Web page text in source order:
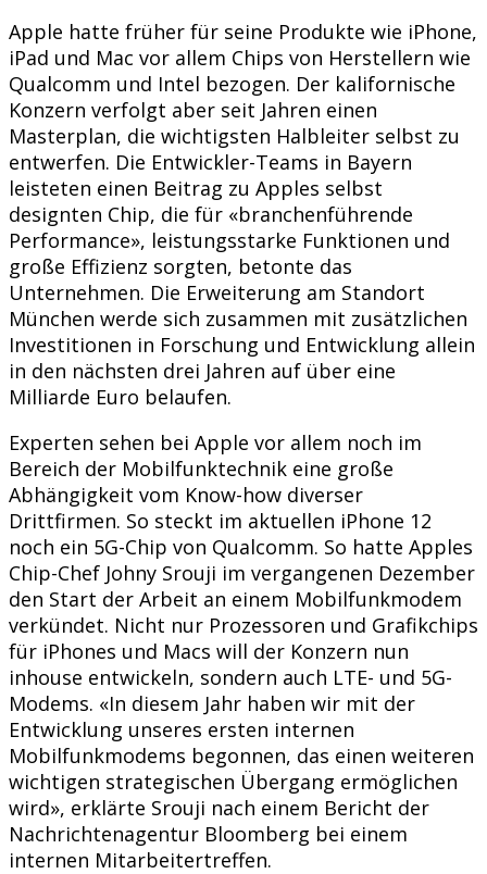
Apple hatte früher für seine Produkte wie iPhone,
iPad und Mac vor allem Chips von Herstellern wie
Qualcomm und Intel bezogen. Der kalifornische
Konzern verfolgt aber seit Jahren einen
Masterplan, die wichtigsten Halbleiter selbst zu
entwerfen. Die Entwickler-Teams in Bayern
leisteten einen Beitrag zu Apples selbst
designten Chip, die für «branchenführende
Performance», leistungsstarke Funktionen und
große Effizienz sorgten, betonte das
Unternehmen. Die Erweiterung am Standort
München werde sich zusammen mit zusätzlichen
Investitionen in Forschung und Entwicklung allein
in den nächsten drei Jahren auf über eine
Milliarde Euro belaufen.
Experten sehen bei Apple vor allem noch im
Bereich der Mobilfunktechnik eine große
Abhängigkeit vom Know-how diverser
Drittfirmen. So steckt im aktuellen iPhone 12
noch ein 5G-Chip von Qualcomm. So hatte Apples
Chip-Chef Johny Srouji im vergangenen Dezember
den Start der Arbeit an einem Mobilfunkmodem
verkündet. Nicht nur Prozessoren und Grafikchips
für iPhones und Macs will der Konzern nun
inhouse entwickeln, sondern auch LTE- und 5G-
Modems. «In diesem Jahr haben wir mit der
Entwicklung unseres ersten internen
Mobilfunkmodems begonnen, das einen weiteren
wichtigen strategischen Übergang ermöglichen
wird», erklärte Srouji nach einem Bericht der
Nachrichtenagentur Bloomberg bei einem
internen Mitarbeitertreffen.